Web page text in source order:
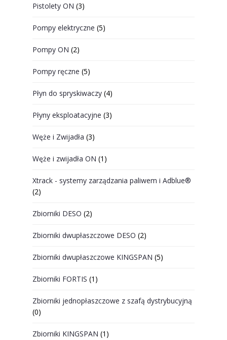
Pistolety ON (3)
Pompy elektryczne (5)
Pompy ON (2)
Pompy ręczne (5)
Płyn do spryskiwaczy (4)
Płyny eksploatacyjne (3)
Węże i Zwijadła (3)
Węże i zwijadła ON (1)
Xtrack - systemy zarządzania paliwem i Adblue®
(2)
Zbiorniki DESO (2)
Zbiorniki dwupłaszczowe DESO (2)
Zbiorniki dwupłaszczowe KINGSPAN (5)
Zbiorniki FORTIS (1)
Zbiorniki jednopłaszczowe z szafą dystrybucyjną
(0)
Zbiorniki KINGSPAN (1)